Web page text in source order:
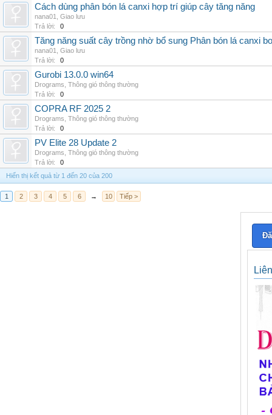
Cách dùng phân bón lá canxi hợp trí giúp cây tăng năng
nana01
Giao lưu
Trả lời:
0
Tăng năng suất cây trồng nhờ bổ sung Phân bón lá canxi
nana01
Giao lưu
Trả lời:
0
Gurobi 13.0.0 win64
Drograms Thông gió thông thường
Trả lời:
0
COPRA RF 2025 2
Drograms Thông gió thông thường
Trả lời:
0
PV Elite 28 Update 2
Drograms Thông gió thông thường
Trả lời:
0
Hiển thị kết quả từ 1 đến 20 của 200
1 2 3 4 5 6 → 10 Tiếp >